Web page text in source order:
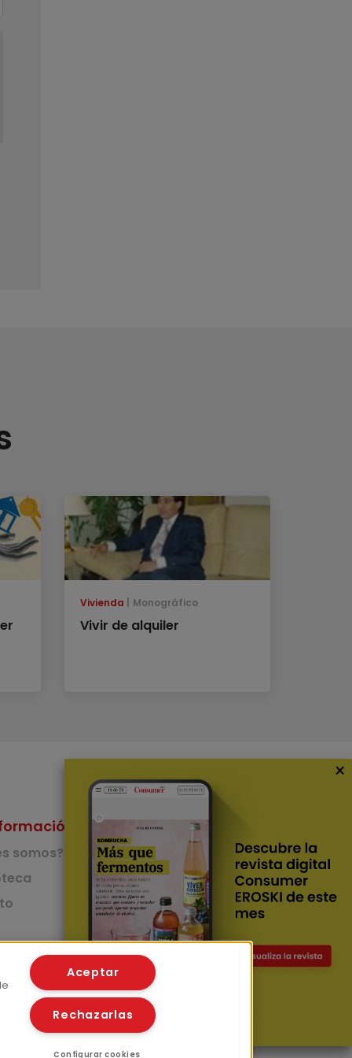
Vivienda Monográfico
Vivir de alquiler
somos?
Lingüístico
Nuestras Apps
App de recetas
App del Camino de
Santiago
×
Aceptar
Rechazarlas
Configurar cookies